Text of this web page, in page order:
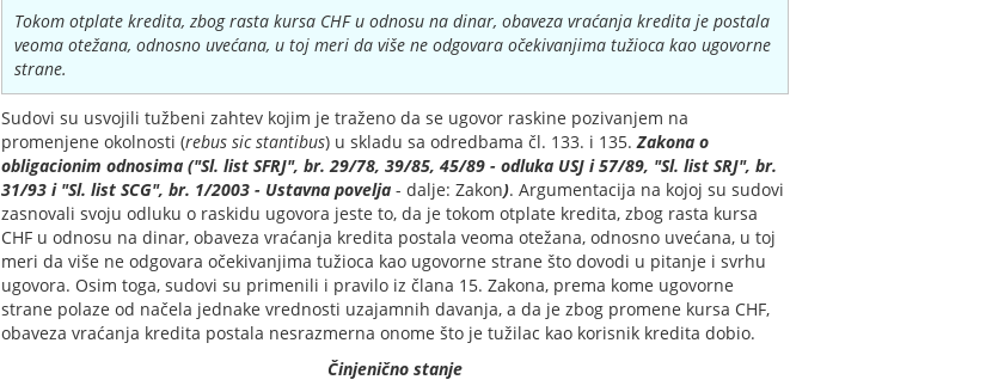
Tokom otplate kredita, zbog rasta kursa CHF u odnosu na dinar, obaveza vraćanja kredita je postala
veoma otežana, odnosno uvećana, u toj meri da više ne odgovara očekivanjima tužioca kao ugovorne
strane.
Sudovi su usvojili tužbeni zahtev kojim je traženo da se ugovor raskine pozivanjem na
promenjene okolnosti (rebus sic stantibus) u skladu sa odredbama čl. 133. i 135.Zakona o
obligacionim odnosima ("Sl. list SFRJ", br. 29/78, 39/85, 45/89 - odluka USJ i 57/89, "Sl. list SRJ", br.
31/93 i "Sl. list SCG", br. 1/2003 - Ustavna povelja - dalje: Zakon). Argumentacija na kojoj su sudovi
zasnovali svoju odluku o raskidu ugovora jeste to, da je tokom otplate kredita, zbog rasta kursa
CHF u odnosu na dinar, obaveza vraćanja kredita postala veoma otežana, odnosno uvećana, u toj
meri da više ne odgovara očekivanjima tužioca kao ugovorne strane što dovodi u pitanje i svrhu
ugovora. Osim toga, sudovi su primenili i pravilo iz člana 15. Zakona, prema kome ugovorne
strane polaze od načela jednake vrednosti uzajamnih davanja, a da je zbog promene kursa CHF,
obaveza vraćanja kredita postala nesrazmerna onome što je tužilac kao korisnik kredita dobio.
Činjenično stanje